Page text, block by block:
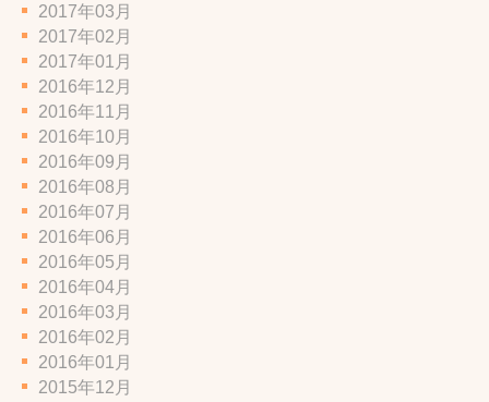
2017年03月
2017年02月
2017年01月
2016年12月
2016年11月
2016年10月
2016年09月
2016年08月
2016年07月
2016年06月
2016年05月
2016年04月
2016年03月
2016年02月
2016年01月
2015年12月